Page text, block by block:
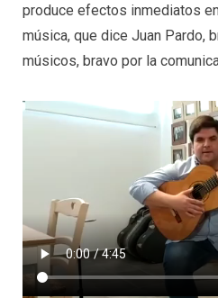
produce efectos inmediatos
música, que dice Juan Pardo,
músicos, bravo por la